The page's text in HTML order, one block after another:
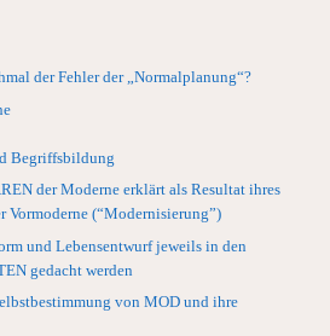
der Fehler der „Normalplanung“?
Begriffsbildung
der Moderne erklärt als Resultat ihres
Vormoderne (“Modernisierung”)
und Lebensentwurf jeweils in den
gedacht werden
von MOD und ihre